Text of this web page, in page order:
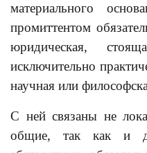
материального
промиттентом
юридическая,
исключительно
научная или
С ней связаны не
общие, так как и